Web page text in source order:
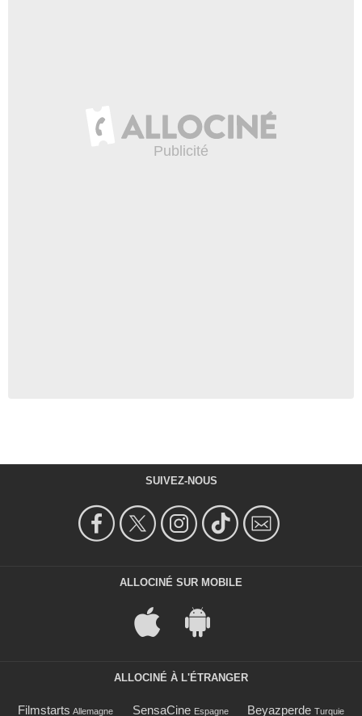
SUIVEZ-NOUS
ALLOCINÉ SUR MOBILE
ALLOCINÉ À L'ÉTRANGER
Filmstarts Allemagne SensaCine Espagne Beyazperde Turquie